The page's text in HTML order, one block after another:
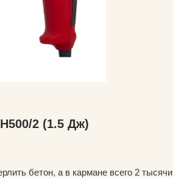
2 (1.5 Дж)
бетон, а в кармане всего 2 тысячи